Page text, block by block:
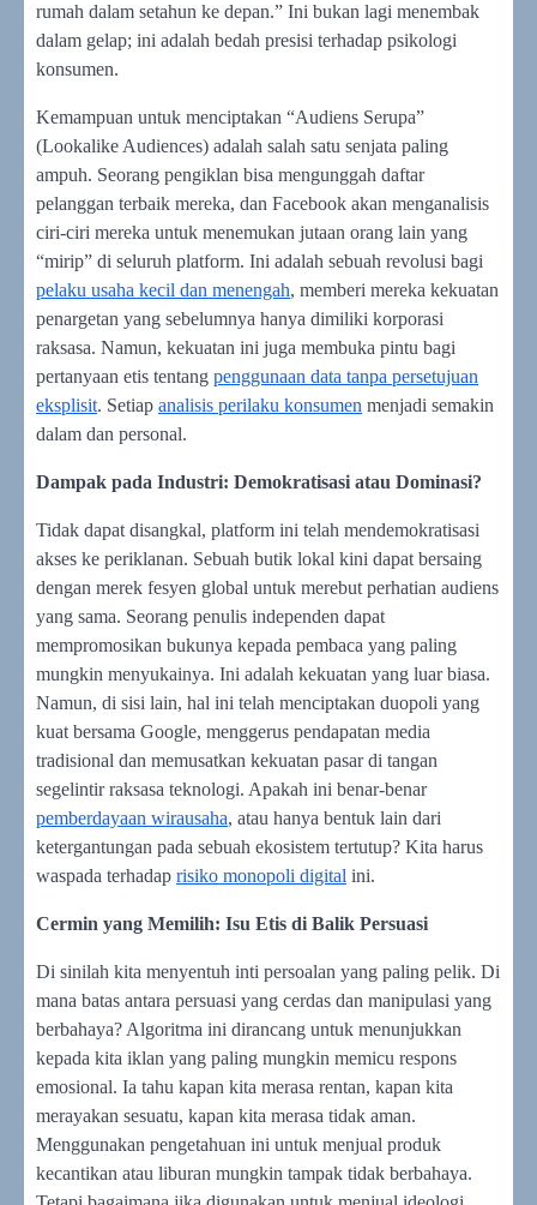
rumah dalam setahun ke depan.” Ini bukan lagi menembak
dalam gelap; ini adalah bedah presisi terhadap psikologi
konsumen.
Kemampuan untuk menciptakan “Audiens Serupa”
(Lookalike Audiences) adalah salah satu senjata paling
ampuh. Seorang pengiklan bisa mengunggah daftar
pelanggan terbaik mereka, dan Facebook akan menganalisis
ciri-ciri mereka untuk menemukan jutaan orang lain yang
“mirip” di seluruh platform. Ini adalah sebuah revolusi bagi
pelaku usaha kecil dan menengah, memberi mereka kekuatan
penargetan yang sebelumnya hanya dimiliki korporasi
raksasa. Namun, kekuatan ini juga membuka pintu bagi
pertanyaan etis tentang penggunaan data tanpa persetujuan
eksplisit. Setiap analisis perilaku konsumen menjadi semakin
dalam dan personal.
Dampak pada Industri: Demokratisasi atau Dominasi?
Tidak dapat disangkal, platform ini telah mendemokratisasi
akses ke periklanan. Sebuah butik lokal kini dapat bersaing
dengan merek fesyen global untuk merebut perhatian audiens
yang sama. Seorang penulis independen dapat
mempromosikan bukunya kepada pembaca yang paling
mungkin menyukainya. Ini adalah kekuatan yang luar biasa.
Namun, di sisi lain, hal ini telah menciptakan duopoli yang
kuat bersama Google, menggerus pendapatan media
tradisional dan memusatkan kekuatan pasar di tangan
segelintir raksasa teknologi. Apakah ini benar-benar
pemberdayaan wirausaha, atau hanya bentuk lain dari
ketergantungan pada sebuah ekosistem tertutup? Kita harus
waspada terhadap risiko monopoli digital ini.
Cermin yang Memilih: Isu Etis di Balik Persuasi
Di sinilah kita menyentuh inti persoalan yang paling pelik. Di
mana batas antara persuasi yang cerdas dan manipulasi yang
berbahaya? Algoritma ini dirancang untuk menunjukkan
kepada kita iklan yang paling mungkin memicu respons
emosional. Ia tahu kapan kita merasa rentan, kapan kita
merayakan sesuatu, kapan kita merasa tidak aman.
Menggunakan pengetahuan ini untuk menjual produk
kecantikan atau liburan mungkin tampak tidak berbahaya.